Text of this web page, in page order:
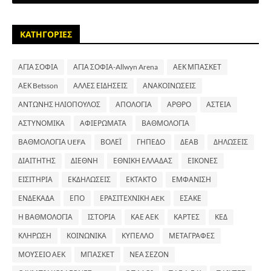
ΚΑΤΗΓΟΡΙΕΣ
ΑΓΙΑ ΣΟΦΙΑ ΑΓΙΑ ΣΟΦΙΑ-Allwyn Arena ΑΕΚ ΜΠΑΣΚΕΤ
ΑΕΚ Betsson ΑΛΛΕΣ ΕΙΔΗΣΕΙΣ ΑΝΑΚΟΙΝΩΣΕΙΣ
ΑΝΤΩΝΗΣ ΗΛΙΟΠΟΥΛΟΣ ΑΠΟΛΟΓΙΑ ΑΡΘΡΟ ΑΣΤΕΙΑ
ΑΣΤΥΝΟΜΙΚΑ ΑΦΙΕΡΩΜΑΤΑ ΒΑΘΜΟΛΟΓΙΑ
ΒΑΘΜΟΛΟΓΙΑ UEFA ΒΟΛΕΪ ΓΗΠΕΔΟ ΔΕΑΒ ΔΗΛΩΣΕΙΣ
ΔΙΑΙΤΗΤΗΣ ΔΙΕΘΝΗ ΕΘΝΙΚΗ ΕΛΛΑΔΑΣ ΕΙΚΟΝΕΣ
ΕΙΣΙΤΗΡΙΑ ΕΚΔΗΛΩΣΕΙΣ ΕΚΤΑΚΤΟ ΕΜΦΑΝΙΣΗ
ΕΝΔΕΚΑΔΑ ΕΠΟ ΕΡΑΣΙΤΕΧΝΙΚΗ AEK ΕΣΑΚΕ
Η ΒΑΘΜΟΛΟΓΙΑ ΙΣΤΟΡΙΑ ΚΑΕ ΑΕΚ ΚΑΡΤΕΣ ΚΕΔ
ΚΛΗΡΩΣΗ ΚΟΙΝΩΝΙΚΑ ΚΥΠΕΛΛΟ ΜΕΤΑΓΡΑΦΕΣ
ΜΟΥΣΕΙΟ ΑΕΚ ΜΠΑΣΚΕΤ ΝΕΑ ΣΕΖΟΝ